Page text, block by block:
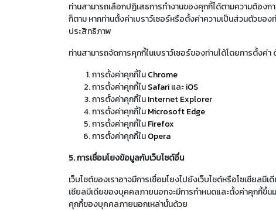
ท่านสามารถเลือกปฏิเสธการทำงานของคุกกี้ได้ตามความต้อง
ก็ตาม หากท่านตั้งค่าเบราว์เซอร์หรือตั้งค่าความเป็นส่วนตัวขอ
ประสิทธิภาพ
ท่านสามารถจัดการคุกกี้ในเบราว์เซอร์ของท่านได้โดยการตั้งค่
การตั้งค่าคุกกี้ในChrome
การตั้งค่าคุกกี้ในSafariและiOS
การตั้งค่าคุกกี้ในInternet Explorer
การตั้งค่าคุกกี้ในMicrosoft Edge
การตั้งค่าคุกกี้ในFirefox
การตั้งค่าคุกกี้ในOpera
5. การเชื่อมโยงข้อมูลกับเว็บไซต์อื่น
เว็บไซต์ของเราอาจมีการเชื่อมโยงไปยังเว็บไซต์หรือโซเชียล
เชียลมีเดียของบุคคลภายนอกจะมีการกำหนดและตั้งค่าคุกกี้ขึ้น
คุกกี้ของบุคคลภายนอกเหล่านั้นด้วย